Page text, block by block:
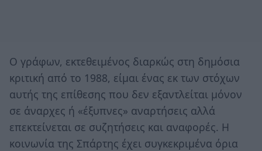
Ο γράφων, εκτεθειμένος διαρκώς στη δημόσια
κριτική από το 1988, είμαι ένας εκ των στόχων
αυτής της επίθεσης που δεν εξαντλείται μόνον
σε άναρχες ή «έξυπνες» αναρτήσεις αλλά
επεκτείνεται σε συζητήσεις και αναφορές. Η
κοινωνία της Σπάρτης έχει συγκεκριμένα όρια